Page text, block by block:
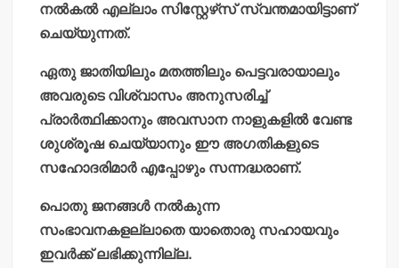
നല്‍കല്‍ എല്ലാം സിസ്റ്റേഴ്‌സ് സ്വന്തമായിട്ടാണ്
ചെയ്യുന്നത്.
ഏതു ജാതിയിലും മതത്തിലും പെട്ടവരായാലും
അവരുടെ വിശ്വാസം അനുസരിച്ച്
പ്രാര്‍ത്ഥിക്കാനും അവസാന നാളുകളില്‍ വേണ്ട
ശുശ്രൂഷ ചെയ്യാനും ഈ അഗതികളുടെ
സഹോദരിമാര്‍ എപ്പോഴും സന്നദ്ധരാണ്.
പൊതു ജനങ്ങള്‍ നല്‍കുന്ന
സംഭാവനകളല്ലാതെ യാതൊരു സഹായവും
ഇവര്‍ക്ക് ലഭിക്കുന്നില്ല.